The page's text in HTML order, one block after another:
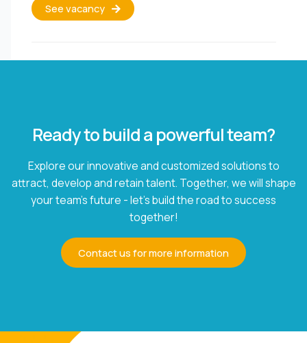
See vacancy
Ready to build a powerful team?
Explore our innovative and customized solutions to
attract, develop and retain talent. Together, we will shape
your team's future - let's build the road to success
together!
Contact us for more information